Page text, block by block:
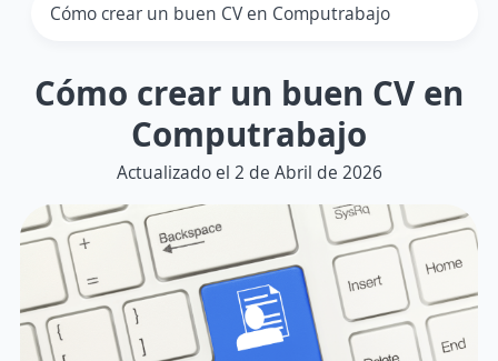
Cómo crear un buen CV en Computrabajo
Cómo crear un buen CV en
Computrabajo
Actualizado el 2 de Abril de 2026